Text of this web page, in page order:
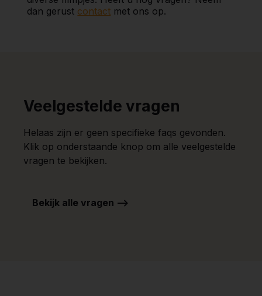
dan gerust contact met ons op.
Veelgestelde vragen
Helaas zijn er geen specifieke faqs gevonden.
Klik op onderstaande knop om alle veelgestelde
vragen te bekijken.
Bekijk alle vragen -->